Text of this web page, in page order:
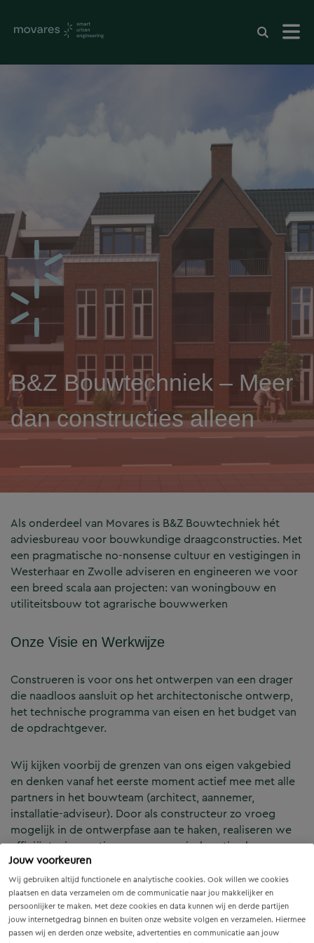
Jouw voorkeuren
Wij gebruiken altijd functionele en analytische cookies. Ook willen we cookies
plaatsen en data verzamelen om de communicatie naar jou makkelijker en
persoonlijker te maken. Met deze cookies en data kunnen wij en derde partijen
jouw internetgedrag binnen en buiten onze website volgen en verzamelen. Hiermee
passen wij en derden onze website, advertenties en communicatie aan jouw
B&Z Bouwtechniek – Meer
dan constructies alleen
Als onderdeel van Movares is B&Z Bouwtechniek hét
adviesbureau voor bouwkundige draagconstructies. Met
een pragmatische no-nonsense cultuur en vestigingen in
Westerhaar en Zwolle adviseren en engineeren we voor
een breed scala aan projecten: van woningbouw en
utiliteitsbouw tot agrarische bouwwerken
Onze Visie en Werkwijze
Construeren is voor ons het ontwerpen van een drager
die naadloos aansluit op het architectonische ontwerp,
het technische programma van eisen en het budget van
de opdrachtgever.
Wij kijken voorbij de grenzen van ons eigen vakgebied
en denken vanaf het eerste moment actief mee met alle
partners in het bouwteam (architect, aannemer,
installatie-adviseur). Door als constructeur zo vroeg
mogelijk in de ontwerpfase aan te haken, realiseren we
efficiënte, innovatieve en economisch optimale
constructies — voor zowel nieuwbouw als renovatie.
Onze Expertises en Activiteiten
B&Z Bouwtechniek verzorgt het volledige constructieve